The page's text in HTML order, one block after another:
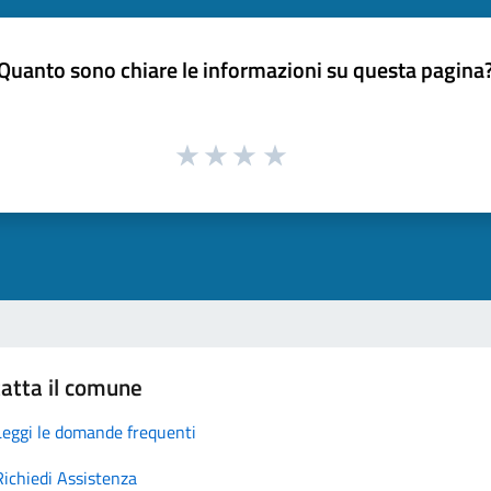
sono chiare le informazioni su questa
il comune
le domande frequenti
Assistenza